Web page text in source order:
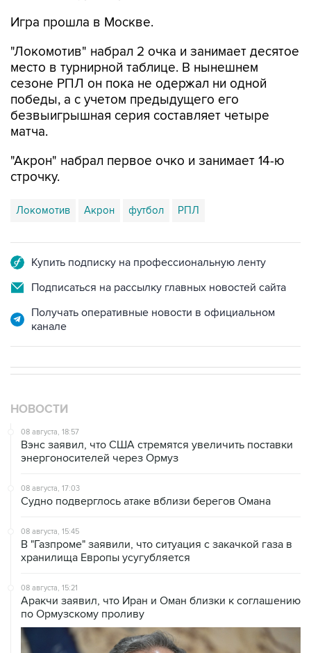
Игра прошла в Москве.
"Локомотив" набрал 2 очка и занимает десятое
место в турнирной таблице. В нынешнем
сезоне РПЛ он пока не одержал ни одной
победы, а с учетом предыдущего его
безвыигрышная серия составляет четыре
матча.
"Акрон" набрал первое очко и занимает 14-ю
строчку.
Локомотив Акрон футбол РПЛ
Купить подписку на профессиональную ленту
Подписаться на рассылку главных новостей сайта
Получать оперативные новости в официальном
канале
НОВОСТИ
08 августа, 18:57
Вэнс заявил, что США стремятся увеличить поставки
энергоносителей через Ормуз
08 августа, 17:03
Судно подверглось атаке вблизи берегов Омана
08 августа, 15:45
В "Газпроме" заявили, что ситуация с закачкой газа в
хранилища Европы усугубляется
08 августа, 15:21
Аракчи заявил, что Иран и Оман близки к соглашению
по Ормузскому проливу